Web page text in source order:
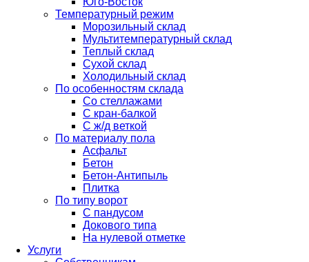
Температурный режим
Морозильный склад
Мультитемпературный склад
Теплый склад
Сухой склад
Холодильный склад
По особенностям склада
Со стеллажами
С кран-балкой
С ж/д веткой
По материалу пола
Асфальт
Бетон
Бетон-Антипыль
Плитка
По типу ворот
С пандусом
Докового типа
На нулевой отметке
Услуги